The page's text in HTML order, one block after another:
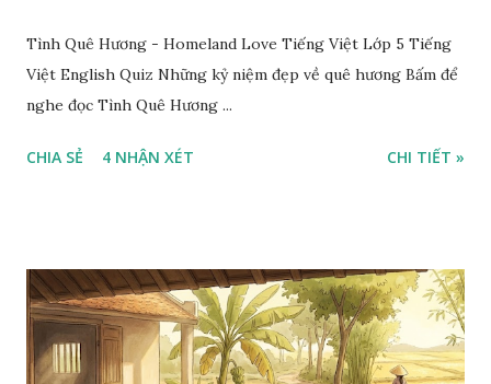
Tình Quê Hương - Homeland Love Tiếng Việt Lớp 5 Tiếng
Việt English Quiz Những kỷ niệm đẹp về quê hương Bấm để
nghe đọc Tình Quê Hương ...
CHIA SẺ 4 NHẬN XÉT CHI TIẾT »